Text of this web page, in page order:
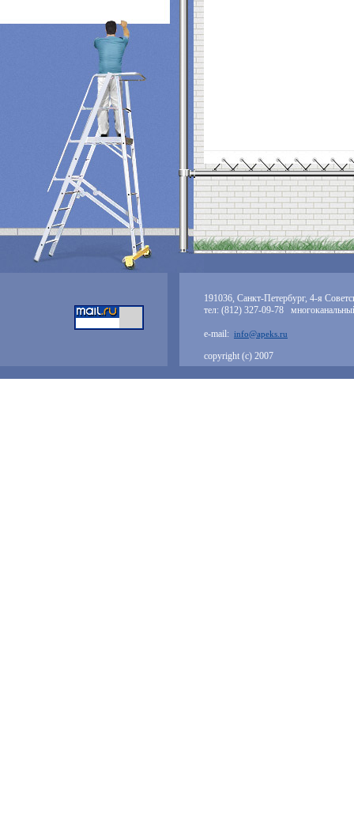
191036, Санкт-Петербург, 4-я
тел: (812) 327-09-78
e-mail: info@apeks.ru
copyright (с) 2007